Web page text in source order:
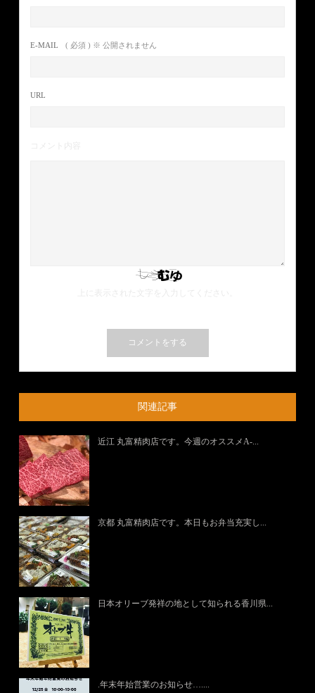
E-MAIL ( 必須 ) ※ 公開されません
URL
関連記事
近江 丸富精肉店です。今週のオススメA-...
京都 丸富精肉店です。本日もお弁当充実し...
日本オリーブ発祥の地として知られる香川県...
.年末年始営業のお知らせ…....